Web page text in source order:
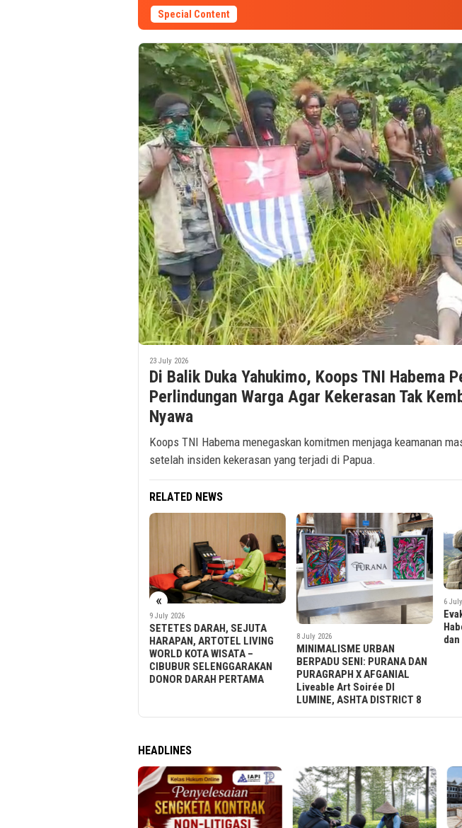
Special Content
23 July 2026
Di Balik Duka Yahukimo, Koops TNI Habema
Perlindungan Warga Agar Kekerasan Tak
Nyawa
Koops TNI Habema menegaskan komitmen menjaga keamanan
setelah insiden kekerasan yang terjadi di Papua.
RELATED NEWS
«
HARAPAN, ARTOTEL LIVING
CIBUBUR SELENGGARAKAN
8 July 2026
MINIMALISME URBAN
BERPADU SENI: PURANA DAN
PURAGRAPH X AFGANIAL
Liveable Art Soirée DI
LUMINE, ASHTA DISTRICT 8
6 July 2026
Evakuasi Berhasil, Koops TNI
Habema Perkuat Pengamanan
dan Kejar Pelaku di Yahukimo
HEADLINES